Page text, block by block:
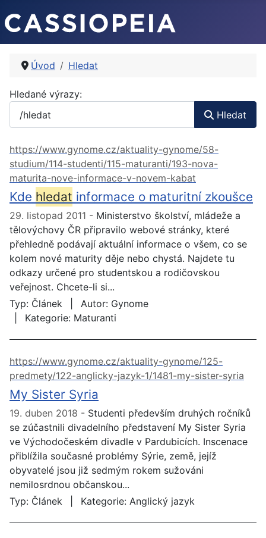
Úvod Hledat
Vyhledávací formulář
Hledané výrazy:
Hledat
Kde hledat informace o maturitní zkoušce
https://www.gynome.cz/aktuality-gynome/58-
studium/114-studenti/115-maturanti/193-nova-
maturita-nove-informace-v-novem-kabat
29. listopad 2011
Ministerstvo školství, mládeže a
tělovýchovy ČR připravilo webové stránky, které
přehledně podávají aktuální informace o všem, co se
kolem nové maturity děje nebo chystá. Najdete tu
odkazy určené pro studentskou a rodičovskou
veřejnost. Chcete-li si...
Typ: Článek Autor: Gynome
Kategorie: Maturanti
My Sister Syria
https://www.gynome.cz/aktuality-gynome/125-
predmety/122-anglicky-jazyk-1/1481-my-sister-syria
19. duben 2018
Studenti především druhých ročníků
se zúčastnili divadelního představení My Sister Syria
ve Východočeském divadle v Pardubicích. Inscenace
přiblížila současné problémy Sýrie, země, jejíž
obyvatelé jsou již sedmým rokem sužováni
nemilosrdnou občanskou...
Typ: Článek Kategorie: Anglický jazyk